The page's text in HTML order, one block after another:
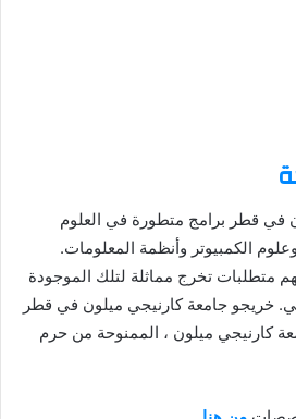
في قطر برامج متطورة في العلوم
الكمبيوتر وأنظمة المعلومات.
متطلبات تخرج مماثلة لتلك الموجودة
خريجو جامعة كارنيجي ميلون في قطر
كارنيجي ميلون ، الممنوحة من حرم